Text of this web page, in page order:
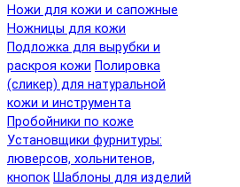
Ножи для кожи и сапожные
Ножницы для кожи
Подложка для вырубки и
раскроя кожи Полировка
(сликер) для натуральной
кожи и инструмента
Пробойники по коже
Установщики фурнитуры:
люверсов, хольнитенов,
кнопок Шаблоны для изделий